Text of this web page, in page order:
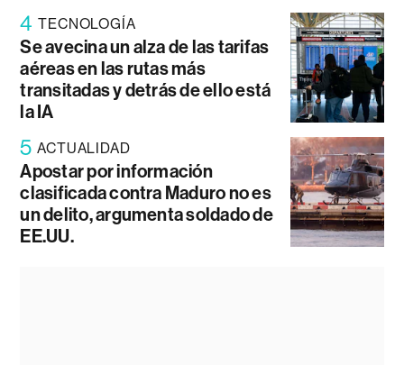
4 TECNOLOGÍA
Se avecina un alza de las tarifas
aéreas en las rutas más
transitadas y detrás de ello está
la IA
5 ACTUALIDAD
Apostar por información
clasificada contra Maduro no es
un delito, argumenta soldado de
EE.UU.